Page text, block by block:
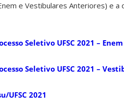
e Vestibulares Anteriores) e a
Seletivo UFSC 2021 – Enem
Seletivo UFSC 2021 –
UFSC 2021